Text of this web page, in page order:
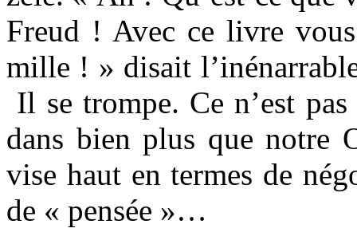
Freud ! Avec ce livre
mille ! » disait
Il se trompe. Ce n’est
dans bien plus que notre
vise haut en termes de
de « pensée »…